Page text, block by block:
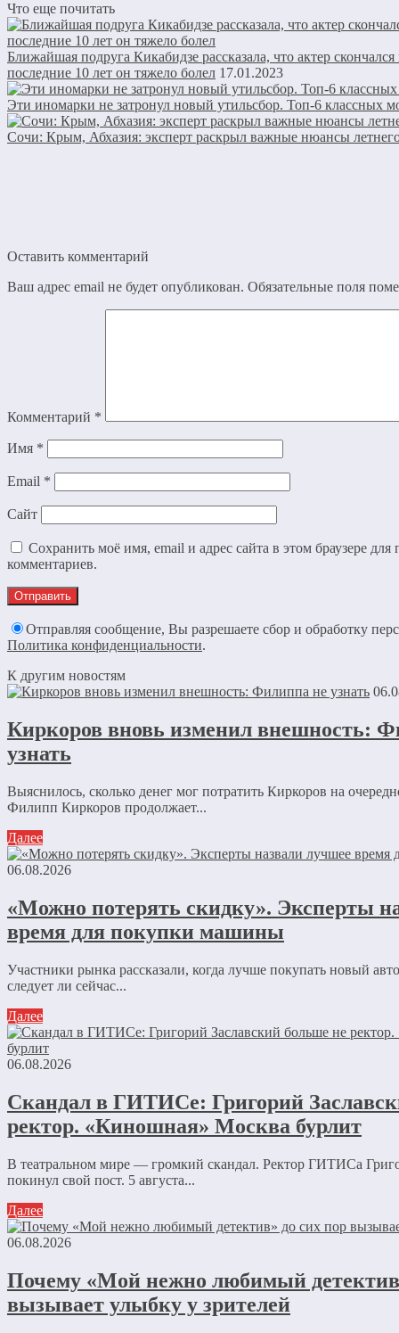
Что еще почитать
Ближайшая подруга Кикабидзе рассказала, что актер
последние 10 лет он тяжело болел 17.01.2023
Эти иномарки не затронул новый утильсбор. Топ-6 классных
Сочи: Крым, Абхазия: эксперт раскрыл важные нюансы
Оставить комментарий
Ваш адрес email не будет опубликован. Обязательные поля
Комментарий *
Имя *
Email *
Сайт
Сохранить моё имя, email и адрес сайта в этом браузере
комментариев.
Отправляя сообщение, Вы разрешаете сбор и обработку
Политика конфиденциальности.
К другим новостям
Киркоров вновь изменил внешность:
узнать
Выяснилось, сколько денег мог потратить Киркоров на
Филипп Киркоров продолжает...
Далее
06.08.2026
«Можно потерять скидку». Эксперты
время для покупки машины
Участники рынка рассказали, когда лучше покупать новый
следует ли сейчас...
Далее
06.08.2026
Скандал в ГИТИСе: Григорий
ректор. «Киношная» Москва бурлит
В театральном мире — громкий скандал. Ректор ГИТИСа
покинул свой пост. 5 августа...
Далее
06.08.2026
Почему «Мой нежно любимый
вызывает улыбку у зрителей